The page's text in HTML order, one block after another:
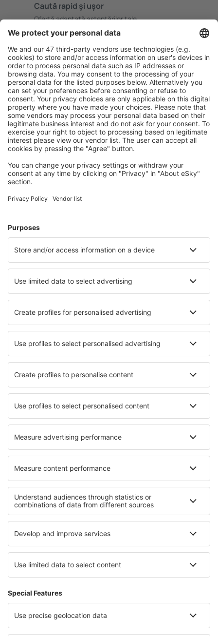
Caută rapid şi uşor
Ofertă adaptată aşteptărilor tale.
Planifică ȋn siguranţă
Rezervare fără griji cu opțiune gratuită de anulare.
Economiseşte mai mult
Prețuri atractive și oferte speciale pentru utilizatorii
conectați.
Cazarea preferată
Alege din peste 1,3 mil. de opţiuni: hoteluri, cabane,
Cele mai căutate cazări de către utilizatorii eSky
Cazare în Rio de Janeiro
Cazare în Cabo Frio Cazare în Florianopolis
Cazare în Belem Cazare în Ribeirao Preto
Cazare în Londrina Cazare în Campinas
Cele mai bune locuri de cazare - orașe
Cazare în Brodnica Cazare în Happurg
Cazare în Chienes Cazare în Farmington
Cazare în Bryukhovychi Cazare în Jalousie
Cele mai bune locuri de cazare - regiuni
Cazare în Copacabana Cazare în Iguazú
Cazare în Fernando de Noronha Cazare în Florianopolis
Cazare în Ipanema Cazare in Cahuita National Park
Cazare pe Insula Paștelui Cazare În Dolj județul